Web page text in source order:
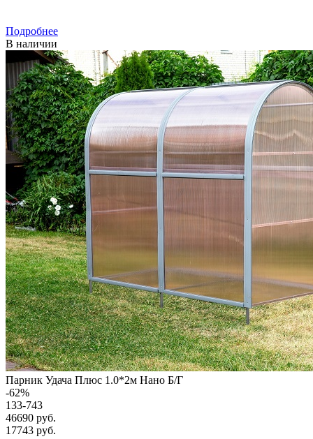
Подробнее
В наличии
Парник Удача Плюс 1.0*2м Нано Б/Г
-62%
133-743
46690 руб.
17743 руб.